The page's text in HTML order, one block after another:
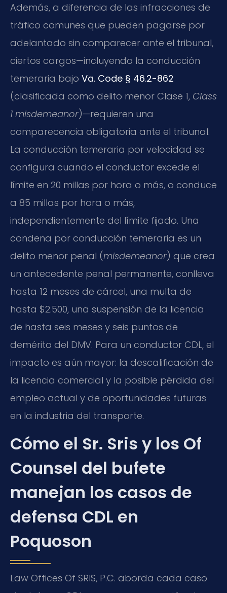
Además, a diferencia de las infracciones de
tráfico comunes que pueden pagarse por
adelantado sin comparecer ante el tribunal,
ciertos cargos—incluyendo la conducción
temeraria bajo Va. Code § 46.2-862
(clasificada como delito menor Clase 1, Class
1 misdemeanor)—requieren una
comparecencia obligatoria ante el tribunal.
La conducción temeraria por velocidad se
configura cuando el conductor excede el
límite en 20 millas por hora o más, o conduce
a 85 millas por hora o más,
independientemente del límite fijado. Una
condena por conducción temeraria es un
delito menor penal (misdemeanor) que crea
un antecedente penal permanente, conlleva
hasta 12 meses de cárcel, una multa de
hasta $2.500, una suspensión de la licencia
de hasta seis meses y seis puntos de
demérito del DMV. Para un conductor CDL, el
impacto es aún mayor: la descalificación de
la licencia comercial y la posible pérdida del
empleo actual y de oportunidades futuras
en la industria del transporte.
Cómo el Sr. Sris y los Of
Counsel del bufete
manejan los casos de
defensa CDL en
Poquoson
Law Offices Of SRIS, P.C. aborda cada caso